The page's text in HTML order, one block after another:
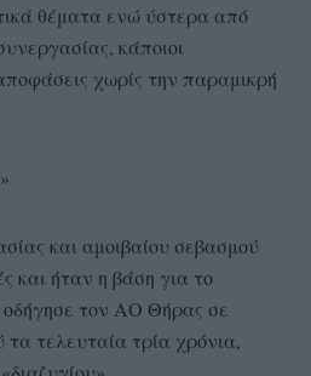
θέματα ενώ ύστερα από
κάποιοι
χωρίς την παραμικρή
και αμοιβαίου σεβασμού
και ήταν η βάση για το
οδήγησε τον ΑΟ Θήρας σε
τελευταία τρία χρόνια,